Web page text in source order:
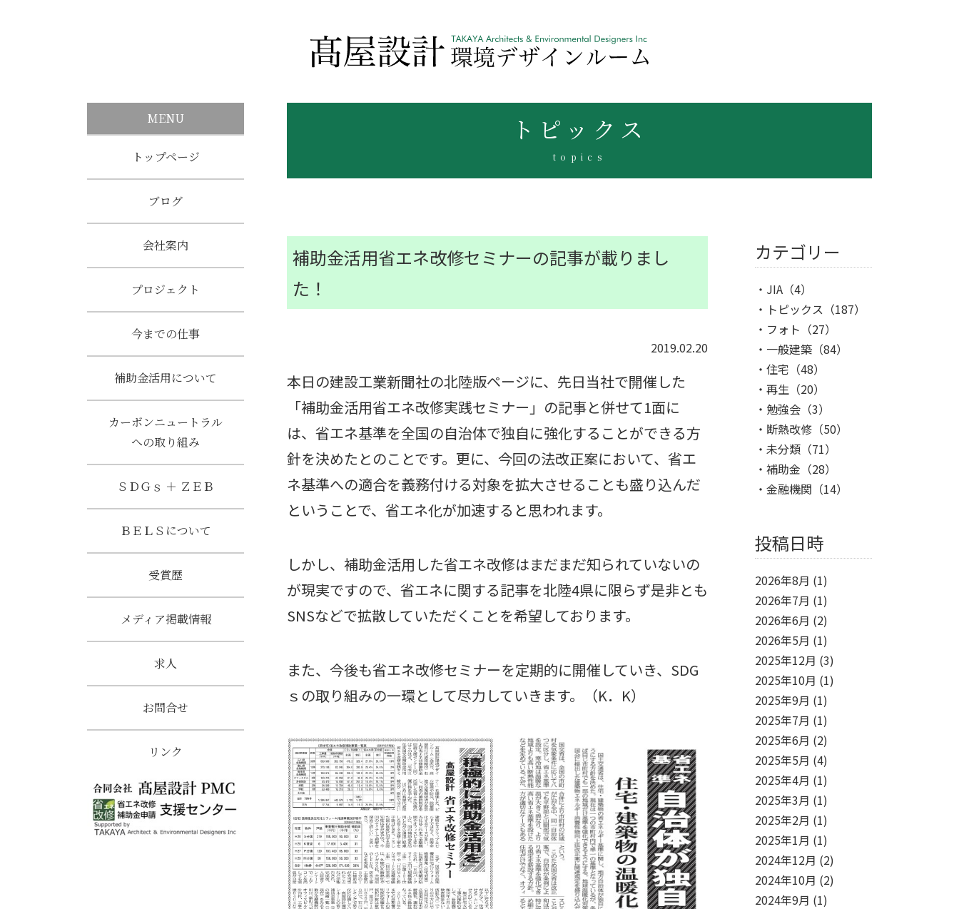
トピックス
topics
補助金活用省エネ改修セミナーの記事が載りまし
た！
2019.02.20
本日の建設工業新聞社の北陸版ページに、先日当社で開催した
「補助金活用省エネ改修実践セミナー」の記事と併せて1面に
は、省エネ基準を全国の自治体で独自に強化することができる方
針を決めたとのことです。更に、今回の法改正案において、省エ
ネ基準への適合を義務付ける対象を拡大させることも盛り込んだ
ということで、省エネ化が加速すると思われます。
しかし、補助金活用した省エネ改修はまだまだ知られていないの
が現実ですので、省エネに関する記事を北陸4県に限らず是非とも
SNSなどで拡散していただくことを希望しております。
また、今後も省エネ改修セミナーを定期的に開催していき、SDG
ｓの取り組みの一環として尽力していきます。（K．K）
カテゴリー
JIA （4）
トピックス （187）
フォト （27）
一般建築 （84）
住宅 （48）
再生 （20）
勉強会 （3）
断熱改修 （50）
未分類 （71）
補助金 （28）
金融機関 （14）
投稿日時
2026年8月 (1)
2026年7月 (1)
2026年6月 (2)
2026年5月 (1)
2025年12月 (3)
2025年10月 (1)
2025年9月 (1)
2025年7月 (1)
2025年6月 (2)
2025年5月 (4)
2025年4月 (1)
2025年3月 (1)
2025年2月 (1)
2025年1月 (1)
2024年12月 (2)
2024年10月 (2)
2024年9月 (1)
MENU
トップページ
ブログ
会社案内
プロジェクト
今までの仕事
補助金活用について
カーボンニュートラル
への取り組み
ＳＤＧｓ ＋ ＺＥＢ
ＢＥＬＳについて
受賞歴
メディア掲載情報
求人
お問合せ
リンク